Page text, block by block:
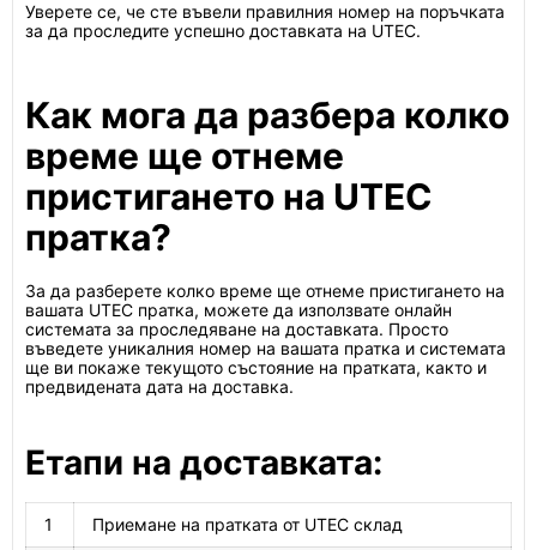
Уверете се, че сте въвели правилния номер на поръчката
за да проследите успешно доставката на UTEC.
Как мога да разбера колко
време ще отнеме
пристигането на UTEC
пратка?
За да разберете колко време ще отнеме пристигането на
вашата UTEC пратка, можете да използвате онлайн
системата за проследяване на доставката. Просто
въведете уникалния номер на вашата пратка и системата
ще ви покаже текущото състояние на пратката, както и
предвидената дата на доставка.
Етапи на доставката:
1 Приемане на пратката от UTEC склад